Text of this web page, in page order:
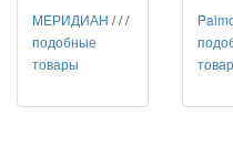
МЕРИДИАН ///
подобные
товары